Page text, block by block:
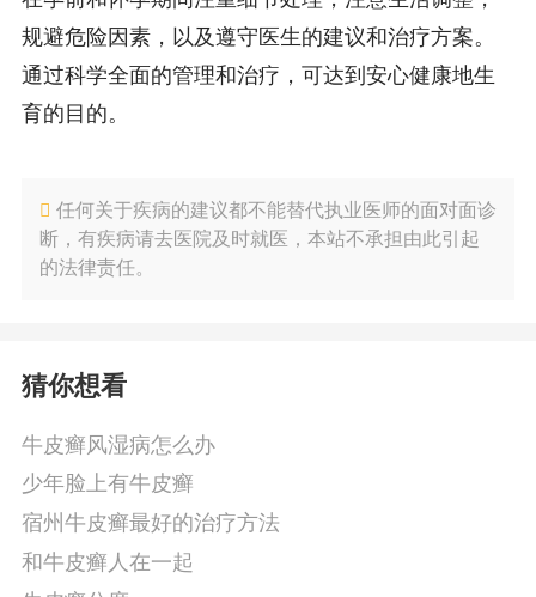
规避危险因素，以及遵守医生的建议和治疗方案。
通过科学全面的管理和治疗，可达到安心健康地生
育的目的。
任何关于疾病的建议都不能替代执业医师的面对面诊
断，有疾病请去医院及时就医，本站不承担由此引起
的法律责任。
猜你想看
牛皮癣风湿病怎么办
少年脸上有牛皮癣
宿州牛皮癣最好的治疗方法
和牛皮癣人在一起